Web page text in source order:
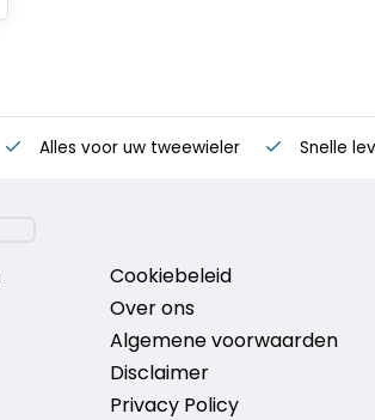
Alles voor uw tweewieler Snelle
Cookiebeleid
Over ons
Algemene voorwaarden
Disclaimer
Privacy Policy